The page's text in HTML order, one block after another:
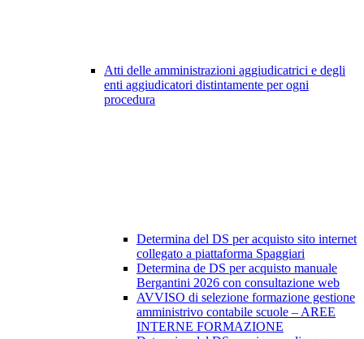
Atti delle amministrazioni aggiudicatrici e degli
enti aggiudicatori distintamente per ogni
procedura
Determina del DS per acquisto sito internet
collegato a piattaforma Spaggiari
Determina de DS per acquisto manuale
Bergantini 2026 con consultazione web
AVVISO di selezione formazione gestione
amministrivo contabile scuole – AREE
INTERNE FORMAZIONE